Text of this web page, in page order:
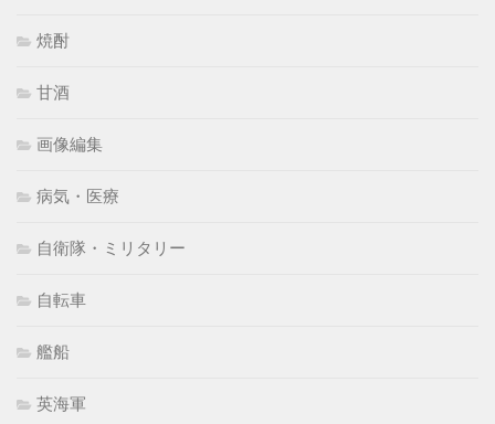
焼酎
甘酒
画像編集
病気・医療
自衛隊・ミリタリー
自転車
艦船
英海軍